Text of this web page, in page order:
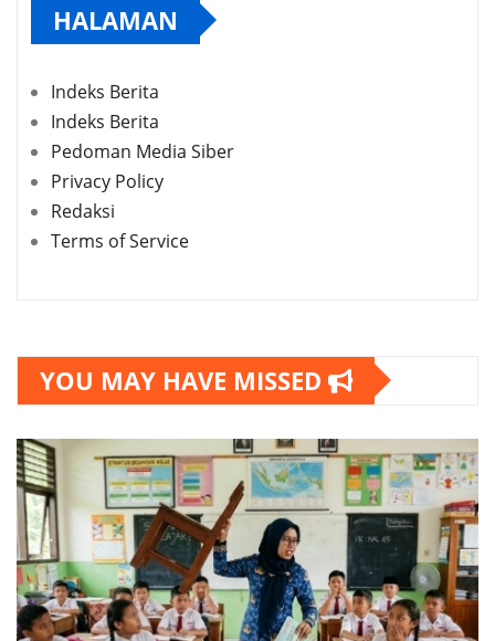
HALAMAN
Indeks Berita
Indeks Berita
Pedoman Media Siber
Privacy Policy
Redaksi
Terms of Service
YOU MAY HAVE MISSED